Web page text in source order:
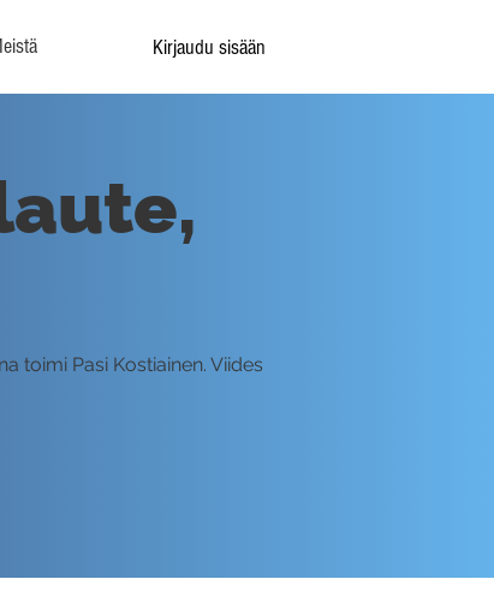
Kirjaudu sisään
toimi Pasi Kostiainen. Viides